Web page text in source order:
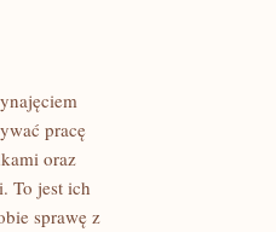
pracę
oraz
To jest ich
sprawę z